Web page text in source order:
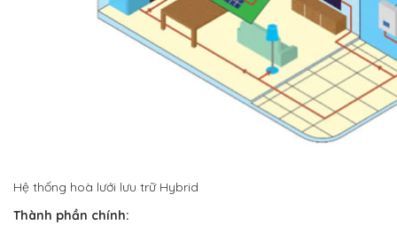
Hệ thống hoà lưới lưu trữ Hybrid
Thành phần chính: